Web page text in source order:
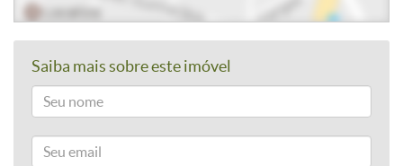
Saiba mais sobre este imóvel